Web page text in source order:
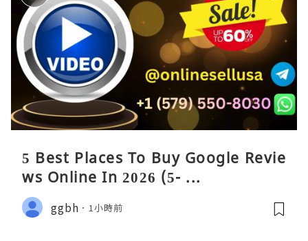
5 Best Places To Buy Google Revie
ws Online In 2026 (5- ...
ggbh 1小時前